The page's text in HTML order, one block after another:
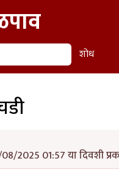
शोध
2025 01:57 या दिवशी